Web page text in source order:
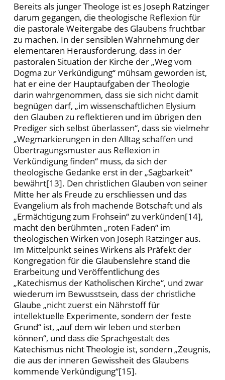
Bereits als junger Theologe ist es Joseph Ratzinger
darum gegangen, die theologische Reflexion für
die pastorale Weitergabe des Glaubens fruchtbar
zu machen. In der sensiblen Wahrnehmung der
elementaren Herausforderung, dass in der
pastoralen Situation der Kirche der „Weg vom
Dogma zur Verkündigung“ mühsam geworden ist,
hat er eine der Hauptaufgaben der Theologie
darin wahrgenommen, dass sie sich nicht damit
begnügen darf, „im wissenschaftlichen Elysium
den Glauben zu reflektieren und im übrigen den
Prediger sich selbst überlassen“, dass sie vielmehr
„Wegmarkierungen in den Alltag schaffen und
Übertragungsmuster aus Reflexion in
Verkündigung finden“ muss, da sich der
theologische Gedanke erst in der „Sagbarkeit“
bewährt[13]. Den christlichen Glauben von seiner
Mitte her als Freude zu erschliessen und das
Evangelium als froh machende Botschaft und als
„Ermächtigung zum Frohsein“ zu verkünden[14],
macht den berühmten „roten Faden“ im
theologischen Wirken von Joseph Ratzinger aus.
Im Mittelpunkt seines Wirkens als Präfekt der
Kongregation für die Glaubenslehre stand die
Erarbeitung und Veröffentlichung des
„Katechismus der Katholischen Kirche“, und zwar
wiederum im Bewusstsein, dass der christliche
Glaube „nicht zuerst ein Nährstoff für
intellektuelle Experimente, sondern der feste
Grund“ ist, „auf dem wir leben und sterben
können“, und dass die Sprachgestalt des
Katechismus nicht Theologie ist, sondern „Zeugnis,
die aus der inneren Gewissheit des Glaubens
kommende Verkündigung“[15].